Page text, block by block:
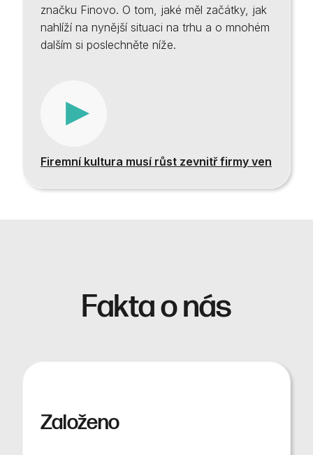
značku Finovo. O tom, jaké měl začátky, jak
nahlíží na nynější situaci na trhu a o mnohém
dalším si poslechněte níže.
Firemní kultura musí růst zevnitř firmy ven
Fakta o nás
Založeno